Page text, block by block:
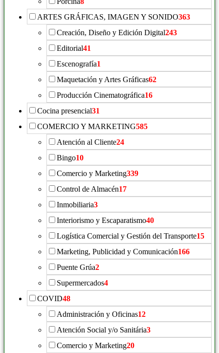
ARTES GRÁFICAS, IMAGEN Y SONIDO363
Creación, Diseño y Edición Digital243
Editorial41
Escenografía1
Maquetación y Artes Gráficas62
Producción Cinematográfica16
Cocina presencial31
COMERCIO Y MARKETING585
Atención al Cliente24
Bingo10
Comercio y Marketing339
Control de Almacén17
Inmobiliaria3
Interiorismo y Escaparatismo40
Logística Comercial y Gestión del Transporte15
Marketing, Publicidad y Comunicación166
Puente Grúa2
Supermercados4
COVID48
Administración y Oficinas12
Atención Social y/o Sanitária3
Comercio y Marketing20